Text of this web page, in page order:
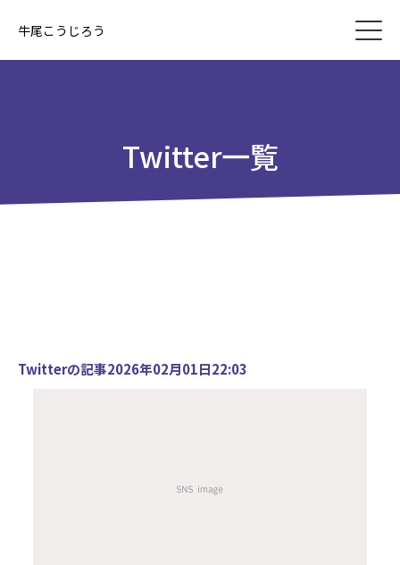
牛尾こうじろう
Twitter一覧
Twitterの記事2026年02月01日22:03